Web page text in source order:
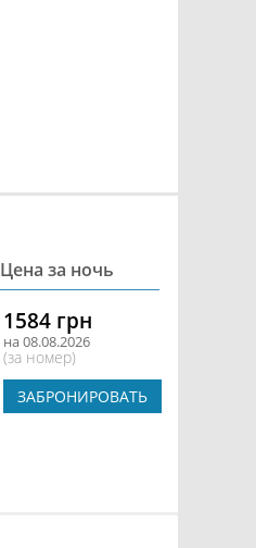
Цена за ночь
1584 грн
на 08.08.2026
(за номер)
ЗАБРОНИРОВАТЬ